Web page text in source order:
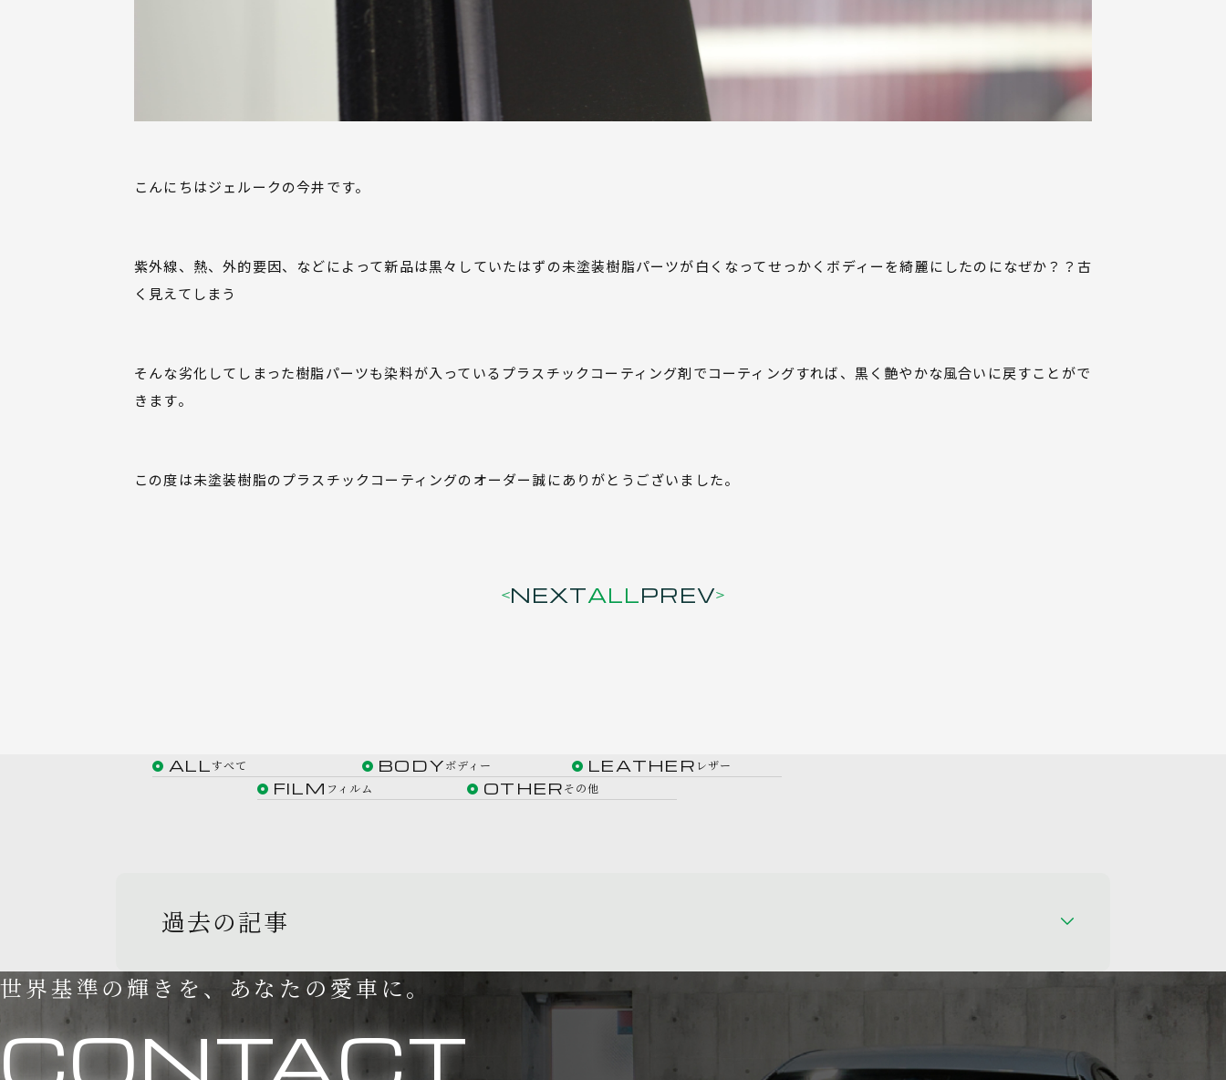
こんにちはジェルークの今井です。
紫外線、熱、外的要因、などによって新品は黒々していたはずの未塗装樹脂パーツが白くなってせっかくボディーを綺麗にしたのになぜか？？古
く見えてしまう
そんな劣化してしまった樹脂パーツも染料が入っているプラスチックコーティング剤でコーティングすれば、黒く艶やかな風合いに戻すことがで
きます。
この度は未塗装樹脂のプラスチックコーティングのオーダー誠にありがとうございました。
NEXTALLPREV
ALLすべて BODYボディー LEATHER レザー
FILM フィルム OTHERその他
過去の記事
世界基準の輝きを、あなたの愛車に。
CONTACT